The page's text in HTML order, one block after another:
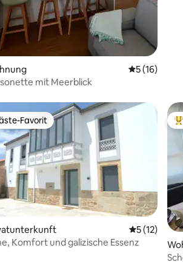
5 (16)
mit Meerblick
Bewertung: 4,99 von 5, 87 Bewertungen
Favorit
Favorit
5 (12)
Komfort und galizische Essenz